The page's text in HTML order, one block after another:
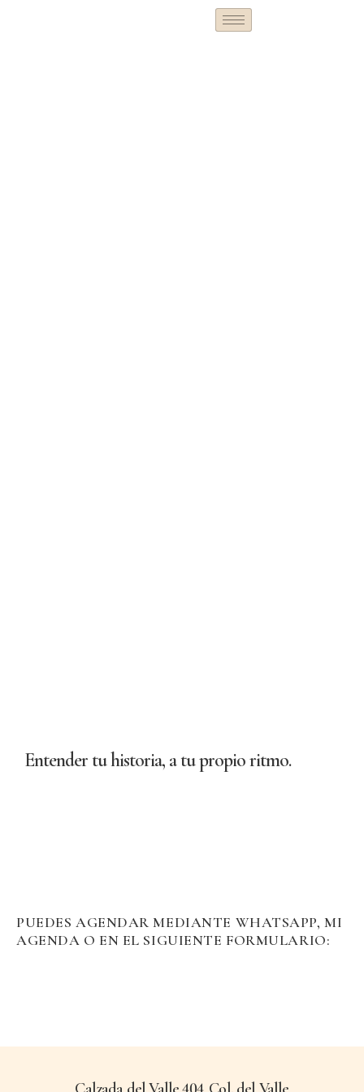
Entender tu historia, a tu propio ritmo.
PUEDES AGENDAR MEDIANTE WHATSAPP, MI
AGENDA O EN EL SIGUIENTE FORMULARIO: